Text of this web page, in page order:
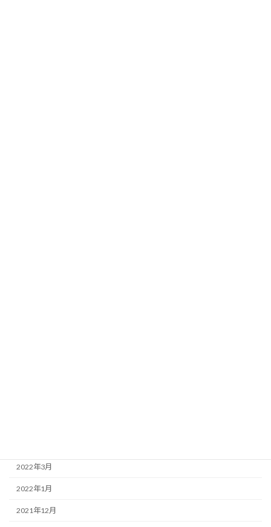
2022年3月
2022年1月
2021年12月